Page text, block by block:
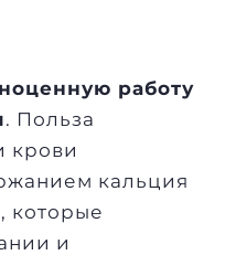
работу
. Польза
крови
кальция
которые
и